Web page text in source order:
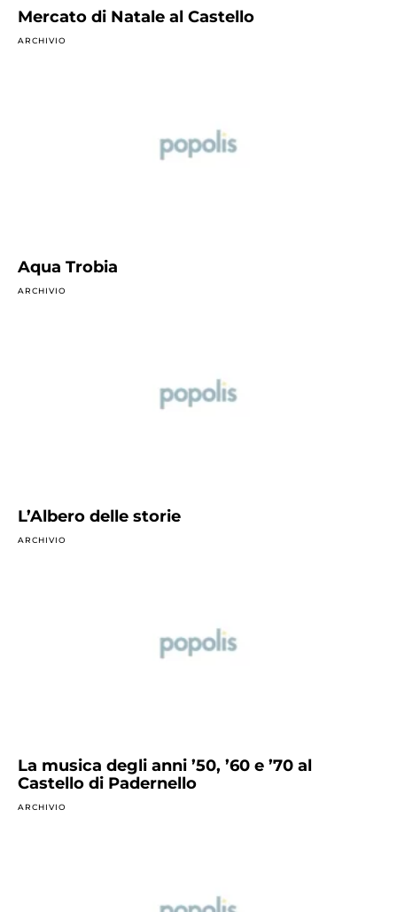
Mercato di Natale al Castello
ARCHIVIO
Aqua Trobia
ARCHIVIO
L’Albero delle storie
ARCHIVIO
La musica degli anni ’50, ’60 e ’70 al
Castello di Padernello
ARCHIVIO